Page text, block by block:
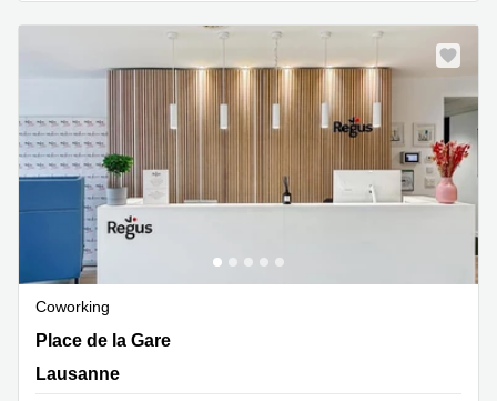
Coworking
Place de la Gare 12, Lausanne
Place de la Gare
Lausanne